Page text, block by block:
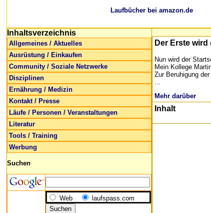
Laufbücher bei amazon.de
Inhaltsverzeichnis
Allgemeines / Aktuelles
Ausrüstung / Einkaufen
Community / Soziale Netzwerke
Disziplinen
Ernährung / Medizin
Kontakt / Presse
Läufe / Personen / Veranstaltungen
Literatur
Tools / Training
Werbung
Suchen
Web laufspass.com
Der Erste wird
Nun wird der
Mein Kollege
Zur Beruhigung
...
Mehr darüber
Inhalt